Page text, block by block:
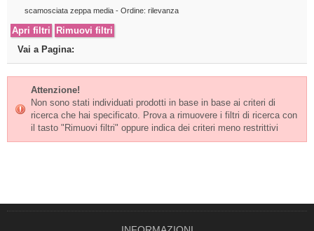
scamosciata zeppa media - Ordine: rilevanza
Vai a Pagina:
Attenzione!
Non sono stati individuati prodotti in base in base ai criteri di
ricerca che hai specificato. Prova a rimuovere i filtri di ricerca con
il tasto "Rimuovi filtri" oppure indica dei criteri meno restrittivi